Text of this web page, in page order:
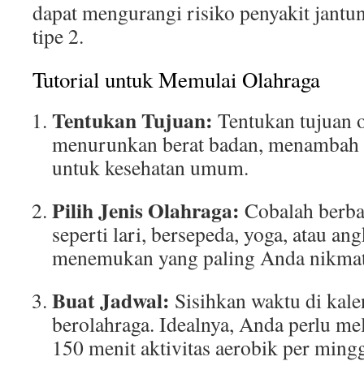
dapat mengurangi risiko penyakit
tipe 2.
Tutorial untuk Memulai Olahraga
Tentukan Tujuan: Tentukan tujuan
menurunkan berat badan,
untuk kesehatan umum.
Pilih Jenis Olahraga: Cobalah
seperti lari, bersepeda, yoga, atau
menemukan yang paling Anda
Buat Jadwal: Sisihkan waktu di
berolahraga. Idealnya, Anda perlu
150 menit aktivitas aerobik per